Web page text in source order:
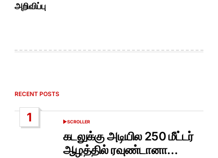
அறிவிப்பு
RECENT POSTS
1
POSTED
SCROLLER
கடலுக்கு அடியில 250 மீட்டர்
ஆழத்தில் ரவுண்டானா…